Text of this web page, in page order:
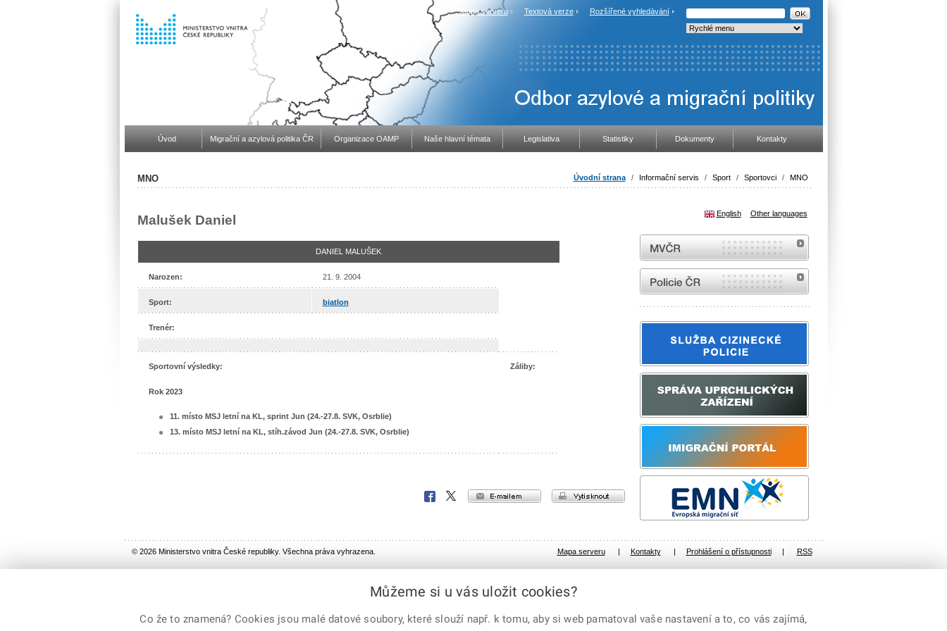
Mapa serveru Textová verze Rozšířené vyhledávání
Úvod Migrační a azylová politika ČR Organizace OAMP Naše hlavní témata Legislativa Statistiky Dokumenty Kontakty
Úvodní strana / Informační servis / Sport / Sportovci / MNO
MNO
Malušek Daniel
DANIEL MALUŠEK
Narozen: 21. 9. 2004
Sport: biatlon
Trenér:
Sportovní výsledky:
Rok 2023
11. místo MSJ letní na KL, sprint Jun (24.-27.8. SVK, Osrblie)
13. místo MSJ letní na KL, stíh.závod Jun (24.-27.8. SVK, Osrblie)
Záliby:
vytisknout
e-mailem
X
Facebook
English Other languages
MVČR
internetové stránky Policie ČR
© 2026 Ministerstvo vnitra České republiky. Všechna práva vyhrazena. Mapa serveru | Kontakty | Prohlášení o přístupnosti | RSS
Můžeme si u vás uložit cookies?
Co že to znamená? Cookies jsou malé datové soubory, které slouží např. k tomu, aby si web pamatoval vaše nastavení a to, co vás zajímá,